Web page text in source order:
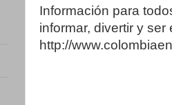
Información para
informar, divertir y
http://